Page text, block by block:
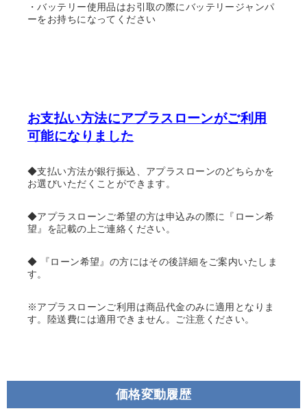
・バッテリー使用品はお引取の際にバッテリージャンパ
ーをお持ちになってください
お支払い方法にアプラスローンがご利用
可能になりました
◆支払い方法が銀行振込、アプラスローンのどちらかを
お選びいただくことができます。
◆アプラスローンご希望の方は申込みの際に『ローン希
望』を記載の上ご連絡ください。
◆ 『ローン希望』の方にはその後詳細をご案内いたしま
す。
※アプラスローンご利用は商品代金のみに適用となりま
す。陸送費には適用できません。ご注意ください。
価格変動履歴